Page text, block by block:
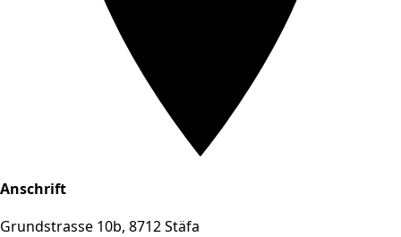
Anschrift
Grundstrasse 10b, 8712 Stäfa